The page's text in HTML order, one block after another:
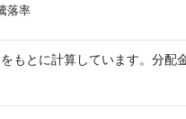
落率
とに計算しています。分配